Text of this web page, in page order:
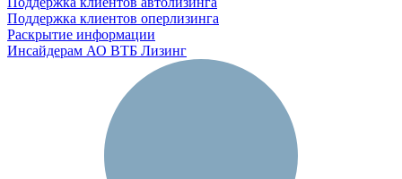
Поддержка клиентов оперлизинга
Раскрытие информации
Инсайдерам АО ВТБ Лизинг